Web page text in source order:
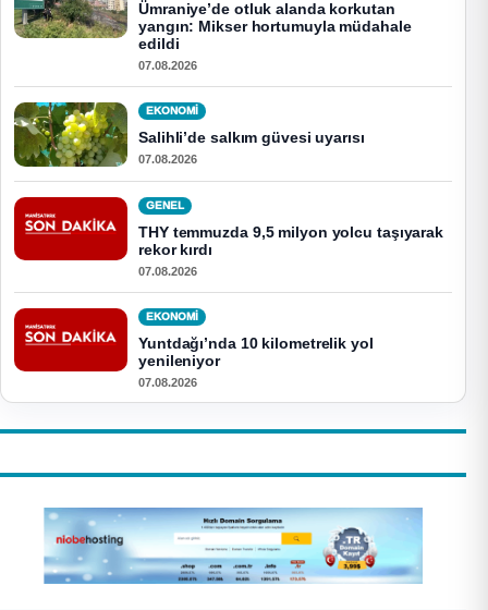
Ümraniye’de otluk alanda korkutan
yangın: Mikser hortumuyla müdahale
edildi
07.08.2026
EKONOMI
Salihli’de salkım güvesi uyarısı
07.08.2026
GENEL
THY temmuzda 9,5 milyon yolcu taşıyarak
rekor kırdı
07.08.2026
EKONOMI
Yuntdağı’nda 10 kilometrelik yol
yenileniyor
07.08.2026